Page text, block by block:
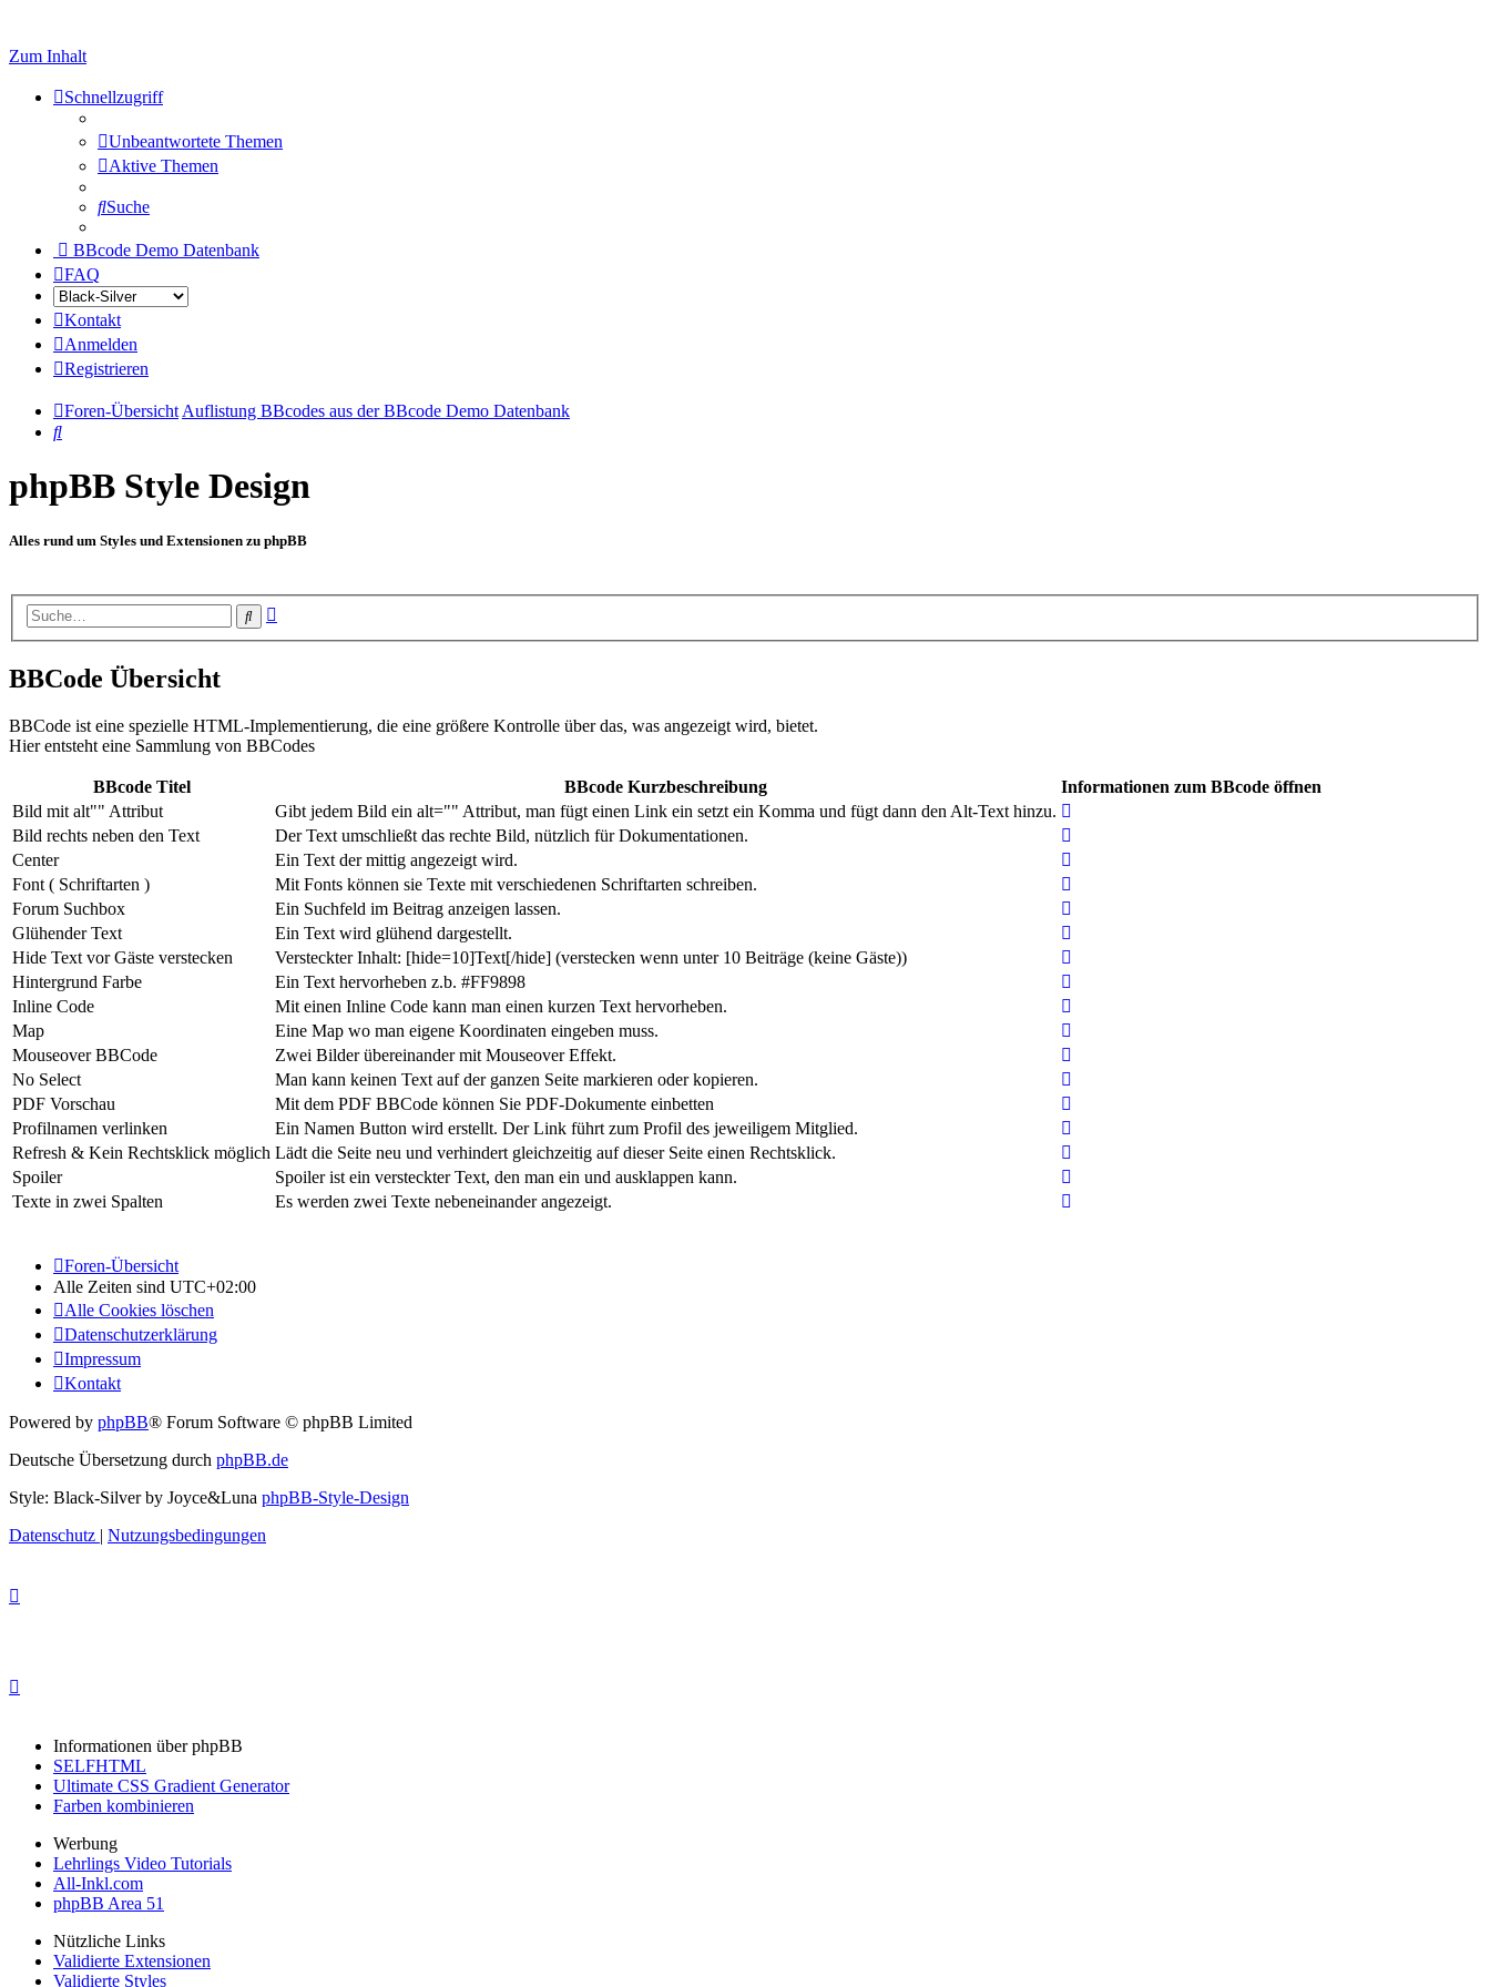
Zum Inhalt
Schnellzugriff
Unbeantwortete Themen
Aktive Themen
Suche
BBcode Demo Datenbank
FAQ
Kontakt
Anmelden
Registrieren
Foren-Übersicht Auflistung BBcodes aus der BBcode Demo Datenbank
Suche
phpBB Style Design
Alles rund um Styles und Extensionen zu phpBB
Suche
BBCode Übersicht
BBCode ist eine spezielle HTML-Implementierung, die eine größere Kontrolle über das, was angezeigt wird, bietet.
Hier entsteht eine Sammlung von BBCodes
BBcode Titel BBcode Kurzbeschreibung
Informationen zum BBcode öffnen
Bild mit alt"" Attribut
Gibt jedem Bild ein alt="" Attribut, man fügt einen Link ein setzt ein Komma und fügt dann den Alt-Text hinzu.
Bild rechts neben den Text
Der Text umschließt das rechte Bild, nützlich für Dokumentationen.
Center
Ein Text der mittig angezeigt wird.
Font ( Schriftarten )
Mit Fonts können sie Texte mit verschiedenen Schriftarten schreiben.
Forum Suchbox
Ein Suchfeld im Beitrag anzeigen lassen.
Glühender Text
Ein Text wird glühend dargestellt.
Hide Text vor Gäste verstecken
Versteckter Inhalt: [hide=10]Text[/hide] (verstecken wenn unter 10 Beiträge (keine Gäste))
Hintergrund Farbe
Ein Text hervorheben z.b. #FF9898
Inline Code
Mit einen Inline Code kann man einen kurzen Text hervorheben.
Map
Eine Map wo man eigene Koordinaten eingeben muss.
Mouseover BBCode
Zwei Bilder übereinander mit Mouseover Effekt.
No Select
Man kann keinen Text auf der ganzen Seite markieren oder kopieren.
PDF Vorschau
Mit dem PDF BBCode können Sie PDF-Dokumente einbetten
Profilnamen verlinken
Ein Namen Button wird erstellt. Der Link führt zum Profil des jeweiligem Mitglied.
Refresh & Kein Rechtsklick möglich Lädt die Seite neu und verhindert gleichzeitig auf dieser Seite einen Rechtsklick.
Spoiler
Spoiler ist ein versteckter Text, den man ein und ausklappen kann.
Texte in zwei Spalten
Es werden zwei Texte nebeneinander angezeigt.
Foren-Übersicht
Alle Zeiten sind UTC+02:00
Alle Cookies löschen
Datenschutzerklärung
Impressum
Kontakt
Powered by phpBB® Forum Software © phpBB Limited
Deutsche Übersetzung durch phpBB.de
Style: Black-Silver by Joyce&Luna phpBB-Style-Design
Datenschutz | Nutzungsbedingungen
Informationen über phpBB
SELFHTML
Ultimate CSS Gradient Generator
Farben kombinieren
Werbung
Lehrlings Video Tutorials
All-Inkl.com
phpBB Area 51
Nützliche Links
Validierte Extensionen
Validierte Styles